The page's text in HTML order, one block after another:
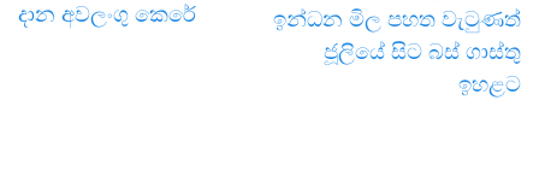
දාන අවලංගු කෙරේ
ඉන්ධන මිල පහත වැටුණත්
ජූලියේ සිට බස් ගාස්තු
ඉහළට